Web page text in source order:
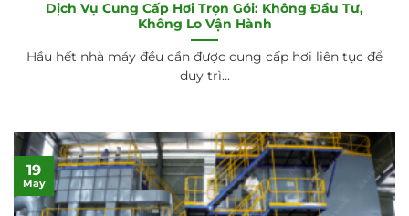
Dịch Vụ Cung Cấp Hơi Trọn Gói: Không Đầu Tư,
Không Lo Vận Hành
Hầu hết nhà máy đều cần được cung cấp hơi liên tục để
duy trì...
19
May